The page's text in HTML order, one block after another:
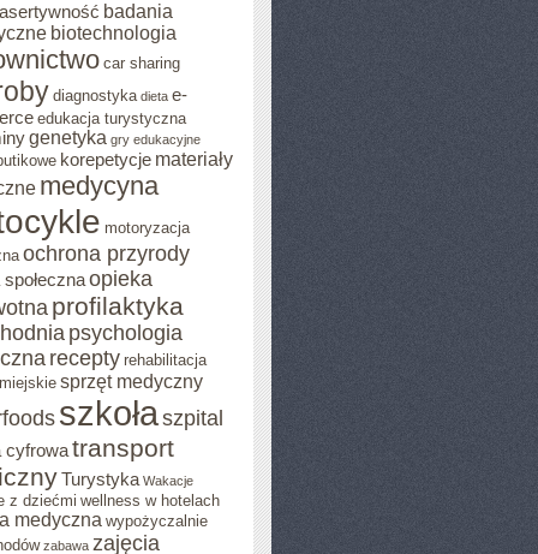
asertywność badania
biotechnologia
car sharing
diagnostyka dieta e-
edukacja turystyczna
genetyka gry edukacyjne
korepetycje materiały
medycyna
motoryzacja
ochrona przyrody
opieka
profilaktyka
psychologia
recepty rehabilitacja
sprzęt medyczny
szkołaszpital
cyfrowatransport
Turystyka Wakacje
z dziećmi wellness w hotelach
medyczna wypożyczalnie
zabawa zajęcia